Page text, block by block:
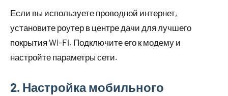
Если вы используете проводной интернет,
установите роутер в центре дачи для лучшего
покрытия Wi-Fi. Подключите его к модему и
настройте параметры сети.
2. Настройка мобильного